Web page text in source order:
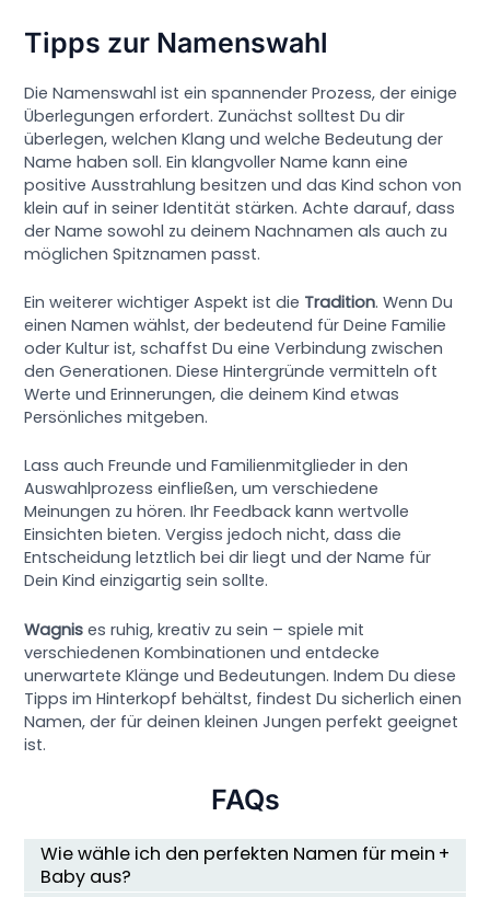
Tipps zur Namenswahl
Die Namenswahl ist ein spannender Prozess, der einige
Überlegungen erfordert. Zunächst solltest Du dir
überlegen, welchen Klang und welche Bedeutung der
Name haben soll. Ein klangvoller Name kann eine
positive Ausstrahlung besitzen und das Kind schon von
klein auf in seiner Identität stärken. Achte darauf, dass
der Name sowohl zu deinem Nachnamen als auch zu
möglichen Spitznamen passt.
Ein weiterer wichtiger Aspekt ist die Tradition. Wenn Du
einen Namen wählst, der bedeutend für Deine Familie
oder Kultur ist, schaffst Du eine Verbindung zwischen
den Generationen. Diese Hintergründe vermitteln oft
Werte und Erinnerungen, die deinem Kind etwas
Persönliches mitgeben.
Lass auch Freunde und Familienmitglieder in den
Auswahlprozess einfließen, um verschiedene
Meinungen zu hören. Ihr Feedback kann wertvolle
Einsichten bieten. Vergiss jedoch nicht, dass die
Entscheidung letztlich bei dir liegt und der Name für
Dein Kind einzigartig sein sollte.
Wagnis es ruhig, kreativ zu sein – spiele mit
verschiedenen Kombinationen und entdecke
unerwartete Klänge und Bedeutungen. Indem Du diese
Tipps im Hinterkopf behältst, findest Du sicherlich einen
Namen, der für deinen kleinen Jungen perfekt geeignet
ist.
FAQs
Wie wähle ich den perfekten Namen für mein
Baby aus?